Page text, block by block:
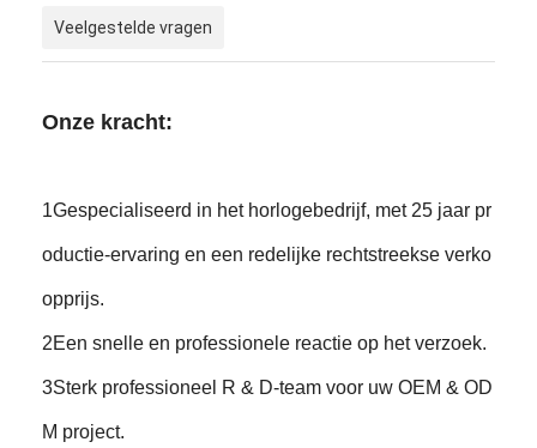
Veelgestelde vragen
Onze kracht:
1Gespecialiseerd in het horlogebedrijf, met 25 jaar pr
oductie-ervaring en een redelijke rechtstreekse verko
opprijs.
2Een snelle en professionele reactie op het verzoek.
3Sterk professioneel R & D-team voor uw OEM & OD
M project.